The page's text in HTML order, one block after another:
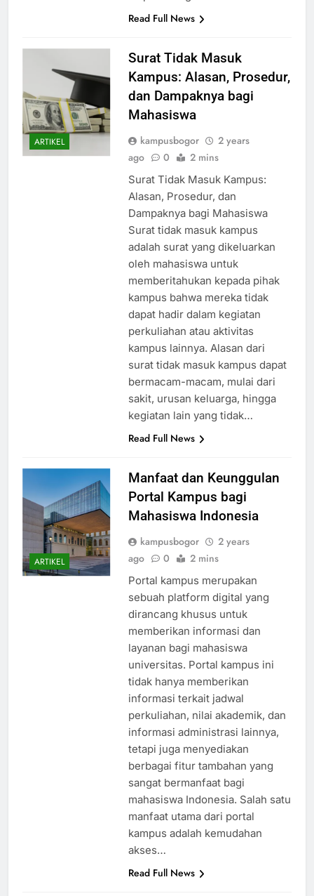
ARTIKEL
Surat Tidak Masuk
Kampus: Alasan, Prosedur,
dan Dampaknya bagi
kampusbogor
Surat Tidak Masuk Kampus:
Alasan, Prosedur, dan
Dampaknya bagi Mahasiswa
Surat tidak masuk kampus
adalah surat yang dikeluarkan
oleh mahasiswa untuk
memberitahukan kepada pihak
kampus bahwa mereka tidak
dapat hadir dalam kegiatan
perkuliahan atau aktivitas
kampus lainnya. Alasan dari
surat tidak masuk kampus dapat
bermacam-macam, mulai dari
sakit, urusan keluarga, hingga
ARTIKEL
Manfaat dan Keunggulan
Portal Kampus bagi
kampusbogor
Portal kampus merupakan
sebuah platform digital yang
dirancang khusus untuk
memberikan informasi dan
layanan bagi mahasiswa
universitas. Portal kampus ini
tidak hanya memberikan
informasi terkait jadwal
perkuliahan, nilai akademik, dan
informasi administrasi lainnya,
tetapi juga menyediakan
berbagai fitur tambahan yang
sangat bermanfaat bagi
mahasiswa Indonesia. Salah satu
manfaat utama dari portal
kampus adalah kemudahan